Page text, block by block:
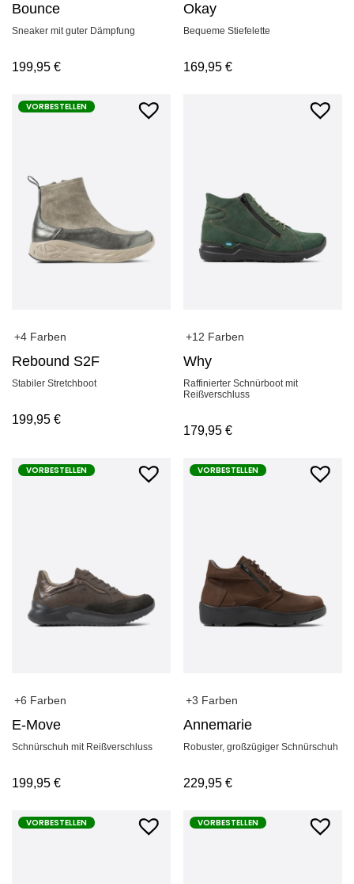
Bounce
Sneaker mit guter Dämpfung
199,95 €
Okay
Bequeme Stiefelette
169,95€
VORBESTELLEN
+4 Farben
Rebound S2F
Stabiler Stretchboot
199,95 €
+12 Farben
Why
Raffinierter Schnürboot mit
Reißverschluss
179,95€
VORBESTELLEN
+6 Farben
E-Move
Schnürschuh mit Reißverschluss
199,95 €
VORBESTELLEN
+3 Farben
Annemarie
Robuster, großzügiger Schnürschuh
229,95€
VORBESTELLEN VORBESTELLEN